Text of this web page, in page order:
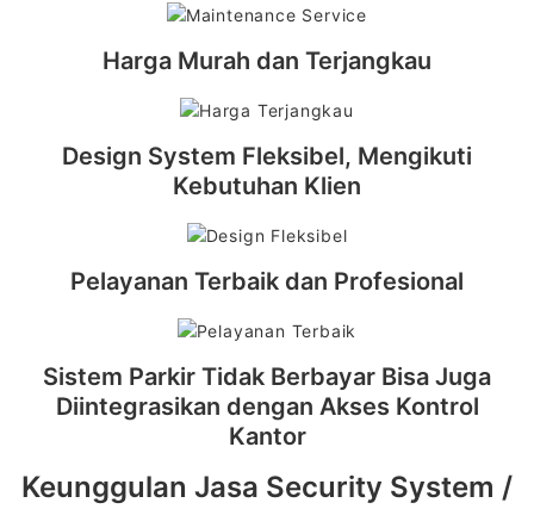
Harga Murah dan Terjangkau
Design System Fleksibel, Mengikuti
Kebutuhan Klien
Pelayanan Terbaik dan Profesional
Sistem Parkir Tidak Berbayar Bisa Juga
Diintegrasikan dengan Akses Kontrol
Kantor
Keunggulan Jasa Security System /